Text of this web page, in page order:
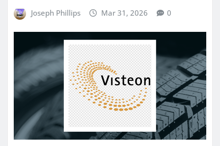
Joseph Phillips Mar 31, 2026 0